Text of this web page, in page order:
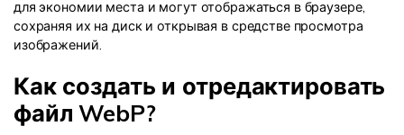
для экономии места и могут отображаться в браузере,
сохраняя их на диск и открывая в средстве просмотра
изображений.
Как создать и отредактировать
файл WebP?